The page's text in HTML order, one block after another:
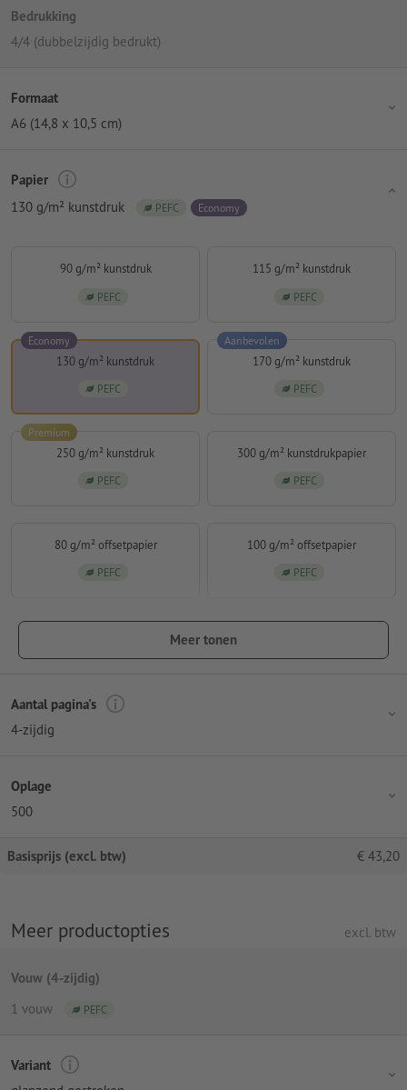
Bedrukking
4/4 (dubbelzijdig bedrukt)
Formaat
A6 (14,8 x 10,5 cm)
Papier
130 g/m² kunstdruk
PEFC Economy
90 g/m² kunstdruk
PEFC
115 g/m² kunstdruk
PEFC
130 g/m² kunstdruk
PEFC
Economy
170 g/m² kunstdruk
PEFC
Aanbevolen
250 g/m² kunstdruk
PEFC
Premium
300 g/m² kunstdrukpapier
PEFC
80 g/m² offsetpapier
PEFC
100 g/m² offsetpapier
PEFC
Meer tonen
Aantal pagina's
4-zijdig
Oplage
500
Basisprijs (excl. btw) € 43,20
Meer productopties excl. btw
Vouw (4-zijdig)
1 vouw
PEFC
Variant